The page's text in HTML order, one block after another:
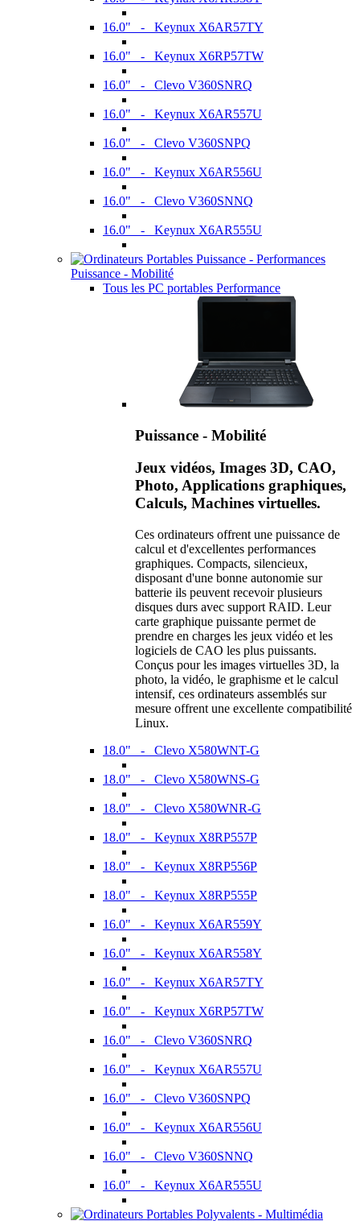
16.0" - Keynux X6AR57TY
16.0" - Keynux X6RP57TW
16.0" - Clevo V360SNRQ
16.0" - Keynux X6AR557U
16.0" - Clevo V360SNPQ
16.0" - Keynux X6AR556U
16.0" - Clevo V360SNNQ
16.0" - Keynux X6AR555U
Puissance - Mobilité
Tous les PC portables Performance
Puissance - Mobilité
Jeux vidéos, Images 3D, CAO,
Photo, Applications graphiques,
Calculs, Machines virtuelles.
Ces ordinateurs offrent une puissance de
calcul et d'excellentes performances
graphiques. Compacts, silencieux,
disposant d'une bonne autonomie sur
batterie ils peuvent recevoir plusieurs
disques durs avec support RAID. Leur
carte graphique puissante permet de
prendre en charges les jeux vidéo et les
logiciels de CAO les plus puissants.
Conçus pour les images virtuelles 3D, la
photo, la vidéo, le graphisme et le calcul
intensif, ces ordinateurs assemblés sur
mesure offrent une excellente compatibilité
Linux.
18.0" - Clevo X580WNT-G
18.0" - Clevo X580WNS-G
18.0" - Clevo X580WNR-G
18.0" - Keynux X8RP557P
18.0" - Keynux X8RP556P
18.0" - Keynux X8RP555P
16.0" - Keynux X6AR559Y
16.0" - Keynux X6AR558Y
16.0" - Keynux X6AR57TY
16.0" - Keynux X6RP57TW
16.0" - Clevo V360SNRQ
16.0" - Keynux X6AR557U
16.0" - Clevo V360SNPQ
16.0" - Keynux X6AR556U
16.0" - Clevo V360SNNQ
16.0" - Keynux X6AR555U